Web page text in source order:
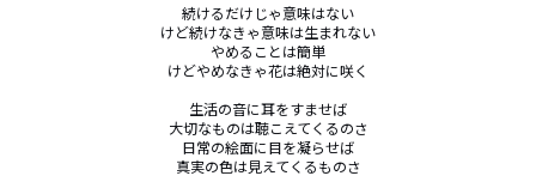
続けるだけじゃ意味はない
けど続けなきゃ意味は生まれない
やめることは簡単
けどやめなきゃ花は絶対に咲く
生活の音に耳をすませば
大切なものは聴こえてくるのさ
日常の絵面に目を凝らせば
真実の色は見えてくるものさ